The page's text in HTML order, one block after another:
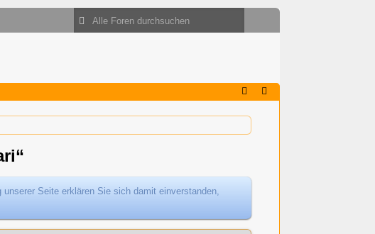
Seite erklären Sie sich damit einverstanden,